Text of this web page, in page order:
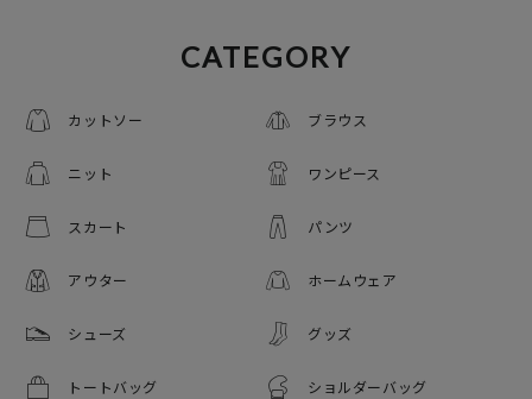
CATEGORY
カットソー ブラウス
ニット ワンピース
スカート パンツ
アウター ホームウェア
シューズ グッズ
トートバッグ ショルダーバッグ